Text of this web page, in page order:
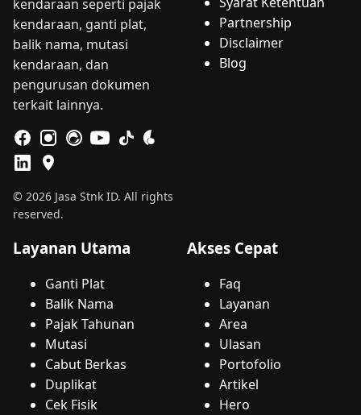
kendaraan seperti pajak
kendaraan, ganti plat,
balik nama, mutasi
kendaraan, dan
pengurusan dokumen
terkait lainnya.
© 2026 Jasa Stnk ID. All rights
reserved.
Partnership
Disclaimer
Blog
Layanan Utama
Ganti Plat
Balik Nama
Pajak Tahunan
Mutasi
Cabut Berkas
Duplikat
Cek Fisik
Akses Cepat
Faq
Layanan
Area
Ulasan
Portofolio
Artikel
Hero